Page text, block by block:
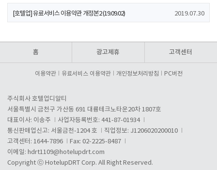
[호텔업] 유료서비스 이용약관 개정본2 (19.09.02) 2019.07.30
홈 광고제휴 고객센터
이용약관 유료서비스 이용약관 개인정보처리방침 PC버전
주식회사 호텔업디알티
서울특별시 금천구 가산동 691 대륭테크노타운20차 1807호
대표이사: 이송주
사업자등록번호: 441-87-01934
통신판매업신고: 서울금천-1204 호
직업정보: J1206020200010
고객센터: 1644-7896
Fax: 02-2225-8487
이메일: hdrt1109@hotelupdrt.com
Copyright ⓒ HotelupDRT Corp. All Right Reserved.